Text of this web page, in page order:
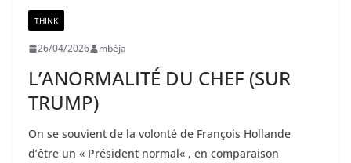
THINK
26/04/2026 mbéja
L’ANORMALITÉ DU CHEF (SUR
TRUMP)
On se souvient de la volonté de François Hollande
d’être un « Président normal« , en comparaison